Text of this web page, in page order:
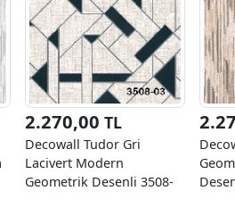
2.270,00 TL
Decowall Tudor Gri
Lacivert Modern
Geometrik Desenli 3508-